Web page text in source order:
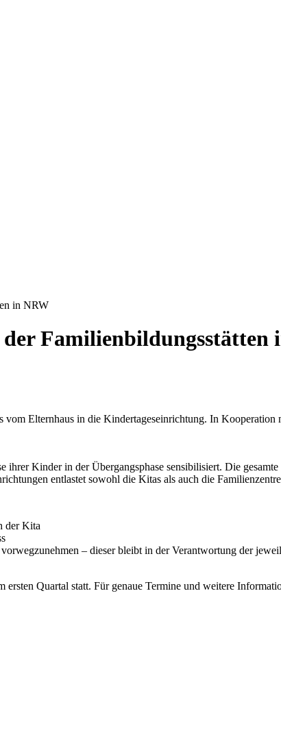
in NRW
Familienbildungsstätten
Elternhaus in die Kindertageseinrichtung. In
Kinder in der Übergangsphase sensibilisiert. Die
entlastet sowohl die Kitas als auch die
der Kita
– dieser bleibt in der Verantwortung der
Quartal statt. Für genaue Termine und weitere